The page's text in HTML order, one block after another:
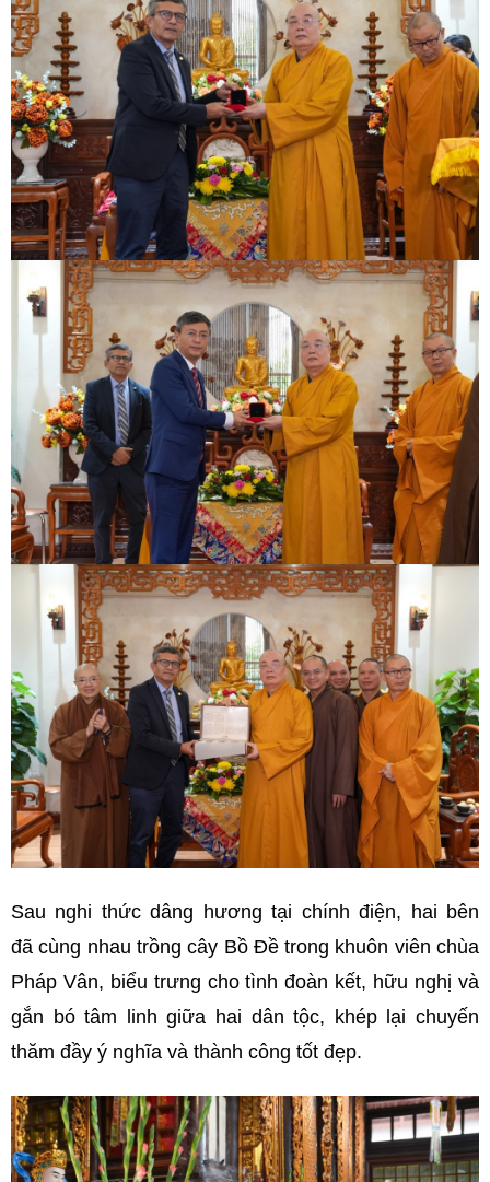
Sau nghi thức dâng hương tại chính điện, hai bên
đã cùng nhau trồng cây Bồ Đề trong khuôn viên chùa
Pháp Vân, biểu trưng cho tình đoàn kết, hữu nghị và
gắn bó tâm linh giữa hai dân tộc, khép lại chuyến
thăm đầy ý nghĩa và thành công tốt đẹp.